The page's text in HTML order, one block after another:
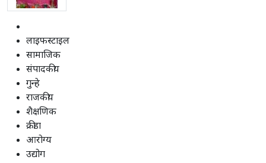
लाइफस्टाइल
सामाजिक
संपादकीय
गुन्हे
राजकीय
शैक्षणिक
क्रीडा
आरोग्य
उद्योग